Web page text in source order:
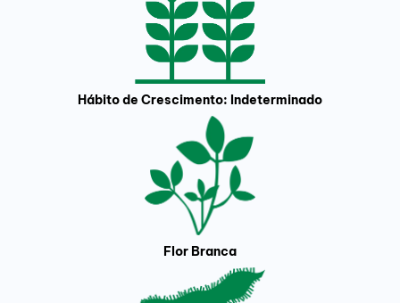
Hábito de Crescimento: Indeterminado
Flor Branca